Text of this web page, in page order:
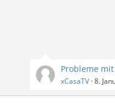
Probleme
xCasaTV 8.